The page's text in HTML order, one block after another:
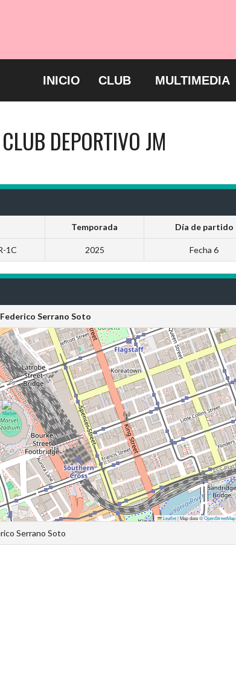
INICIO CLUB MULTIMEDIA
CLUB DEPORTIVO JM
Temporada Día de partido
1C 2025 Fecha 6
Serrano Soto
Leaflet|Map data ©OpenStreetMap
Serrano Soto